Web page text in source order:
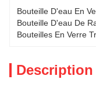
Bouteille D'eau En
Bouteille D'eau De
Bouteilles En Verre